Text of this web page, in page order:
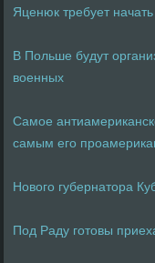
Яценюк требует
В Польше будут
военных
Самое
самым его
Нового губернатора
Под Раду готовы